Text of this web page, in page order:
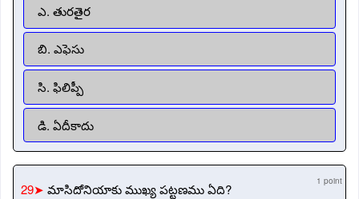
ఎ. తురతైర
బి. ఎఫెసు
సి. ఫిలిప్పీ
డి. ఏదీకాదు
29➤ మాసిదోనియాకు ముఖ్య పట్టణము ఏది? 1 point